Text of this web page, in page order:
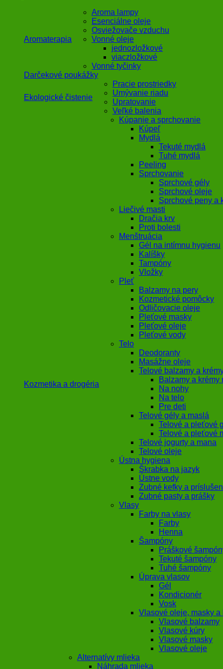
Aromaterapia
Aroma lampy
Esenciálne oleje
Osviežovače vzduchu
Vonné oleje
jednozložkové
viaczložkové
Vonné tyčinky
Darčekové poukážky
Ekologické čistenie
Pracie prostriedky
Umývanie riadu
Upratovanie
Veľké balenia
Kozmetika a drogéria
Kúpanie a sprchovanie
Kúpeľ
Mydlá
Tekuté mydlá
Tuhé mydlá
Peeling
Sprchovanie
Sprchové gély
Sprchové oleje
Sprchové peny a
Liečivé masti
Dračia krv
Proti bolesti
Menštruácia
Gél na intímnu hygienu
Kalíšky
Tampóny
Vložky
Pleť
Balzamy na pery
Kozmetické pomôcky
Odličovacie oleje
Pleťové masky
Pleťové oleje
Pleťové vody
Telo
Deodoranty
Masážne oleje
Telové balzamy a
Balzamy a krémy
Na nohy
Na telo
Pre deti
Telové gély a maslá
Telové a pleťové
Telové a pleťové
Telové jogurty a mana
Telové oleje
Ústna hygiena
Škrabka na jazyk
Ústne vody
Zubné kefky a
Zubné pasty a prášky
Vlasy
Farby na vlasy
Farby
Henna
Šampóny
Práškové
Tekuté šampóny
Tuhé šampóny
Úprava vlasov
Gél
Kondicionér
Vosk
Vlasové oleje, masky a
Vlasové balzamy
Vlasové kúry
Vlasové masky
Vlasové oleje
Alternatívy mlieka
Náhrada mlieka